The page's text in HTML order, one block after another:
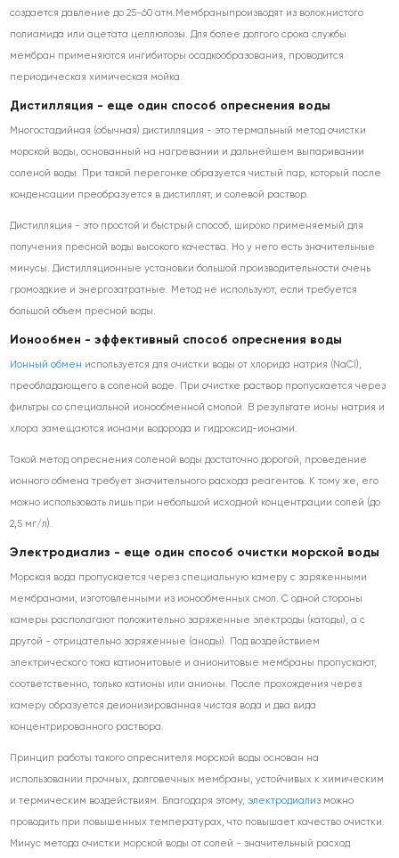
создается давление до 25-60 атм.Мембраныпроизводят из волокнистого
полиамида или ацетата целлюлозы. Для более долгого срока службы
мембран применяются ингибиторы осадкообразования, проводится
периодическая химическая мойка.
Дистилляция - еще один способ опреснения воды
Многостадийная (обычная) дистилляция - это термальный метод очистки
морской воды, основанный на нагревании и дальнейшем выпаривании
соленой воды. При такой перегонке образуется чистый пар, который после
конденсации преобразуется в дистиллят, и солевой раствор.
Дистилляция - это простой и быстрый способ, широко применяемый для
получения пресной воды высокого качества. Но у него есть значительные
минусы. Дистилляционные установки большой производительности очень
громоздкие и энергозатратные. Метод не используют, если требуется
большой объем пресной воды.
Ионообмен - эффективный способ опреснения воды
Ионный обмен используется для очистки воды от хлорида натрия (NaCl),
преобладающего в соленой воде. При очистке раствор пропускается через
фильтры со специальной ионообменной смолой. В результате ионы натрия и
хлора замещаются ионами водорода и гидроксид-ионами.
Такой метод опреснения соленой воды достаточно дорогой, проведение
ионного обмена требует значительного расхода реагентов. К тому же, его
можно использовать лишь при небольшой исходной концентрации солей (до
2,5 мг/л).
Электродиализ - еще один способ очистки морской воды
Морская вода пропускается через специальную камеру с заряженными
мембранами, изготовленными из ионообменных смол. С одной стороны
камеры располагают положительно заряженные электроды (катоды), а с
другой - отрицательно заряженные (аноды). Под воздействием
электрического тока катионитовые и анионитовые мембраны пропускают,
соответственно, только катионы или анионы. После прохождения через
камеру образуется деионизированная чистая вода и два вида
концентрированного раствора.
Принцип работы такого опреснителя морской воды основан на
использовании прочных, долговечных мембраны, устойчивых к химическим
и термическим воздействиям. Благодаря этому,электродиализ можно
проводить при повышенных температурах, что повышает качество очистки.
Минус метода очистки морской воды от солей - значительный расход